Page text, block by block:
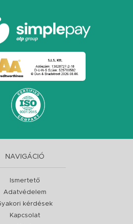
NAVIGÁCIÓ
Ismertető
Adatvédelem
kérdések
Kapcsolat